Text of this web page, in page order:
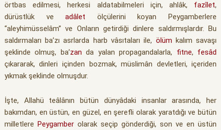
örtbas edilmesi, herkesi aldatabilmeleri için, ahlâk, fazîlet,
dürüstlük veadâlet ölçülerini koyan Peygamberlere
“aleyhimüsselâm” ve Onların getirdiği dinlere saldırmışlardır. Bu
saldırmaları ba’zı asrlarda harb vâsıtaları ile, ölüm kalım savaşı
şeklinde olmuş, ba’zan da yalan propagandalarla, fitne, fesâd
çıkararak, dinleri içinden bozmak, müslimân devletleri, içeriden
yıkmak şeklinde olmuşdur.
İşte, Allahü teâlânın bütün dünyâdaki insanlar arasında, her
bakımdan, en üstün, en güzel, en şerefli olarak yaratdığı ve bütün
milletlere Peygamberolarak seçip gönderdiği, son ve en üstün